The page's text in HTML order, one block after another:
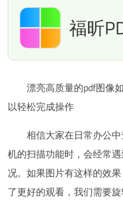
福昕
转换器
漂亮高质量的pdf图像
以轻松完成操作
相信大家在日常办公
机的扫描功能时，会经常
况。如果图片有这样的效
了更好的观看，我们需要